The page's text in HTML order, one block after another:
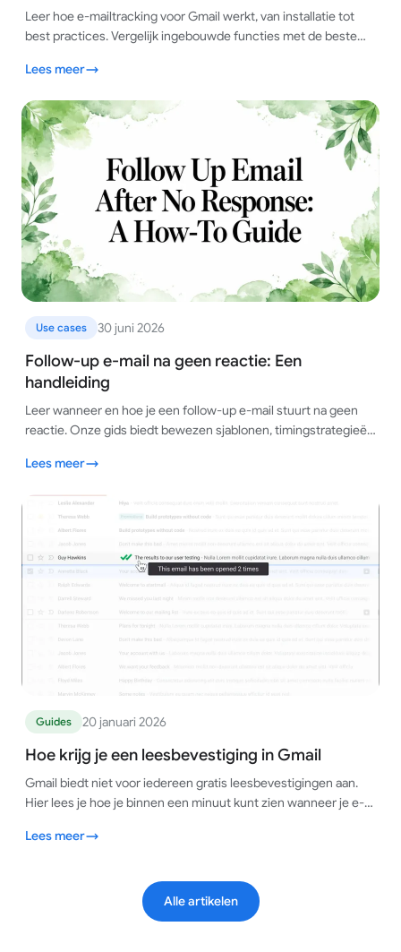
Leer hoe e-mailtracking voor Gmail werkt, van installatie tot
best practices. Vergelijk ingebouwde functies met de beste
Lees meer
Use cases 30 juni 2026
Follow-up e-mail na geen reactie: Een
handleiding
Leer wanneer en hoe je een follow-up e-mail stuurt na geen
reactie. Onze gids biedt bewezen sjablonen, timingstrategieën
Lees meer
Guides 20 januari 2026
Hoe krijg je een leesbevestiging in Gmail
Gmail biedt niet voor iedereen gratis leesbevestigingen aan.
Hier lees je hoe je binnen een minuut kunt zien wanneer je e-
Lees meer
Alle artikelen